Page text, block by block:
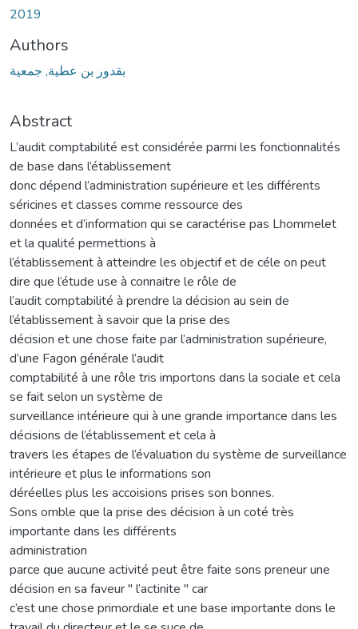
2019
Authors
بقدور بن عطية, جمعية
Abstract
L’audit comptabilité est considérée parmi les fonctionnalités
de base dans l’établissement
donc dépend l’administration supérieure et les différents
séricines et classes comme ressource des
données et d’information qui se caractérise pas Lhommelet
et la qualité permettions à
l’établissement à atteindre les objectif et de céle on peut
dire que l’étude use à connaitre le rôle de
l’audit comptabilité à prendre la décision au sein de
l’établissement à savoir que la prise des
décision et une chose faite par l’administration supérieure,
d’une Fagon générale l’audit
comptabilité à une rôle tris importons dans la sociale et cela
se fait selon un système de
surveillance intérieure qui à une grande importance dans les
décisions de l’établissement et cela à
travers les étapes de l’évaluation du système de surveillance
intérieure et plus le informations son
déréelles plus les accoisions prises son bonnes.
Sons omble que la prise des décision à un coté très
importante dans les différents
administration
parce que aucune activité peut être faite sons preneur une
décision en sa faveur " l’actinite " car
c’est une chose primordiale et une base importante dons le